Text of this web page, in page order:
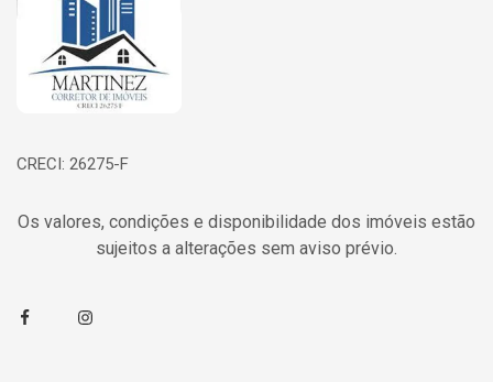
CRECI: 26275-F
Os valores, condições e disponibilidade dos imóveis estão
sujeitos a alterações sem aviso prévio.
FacebookInstagram